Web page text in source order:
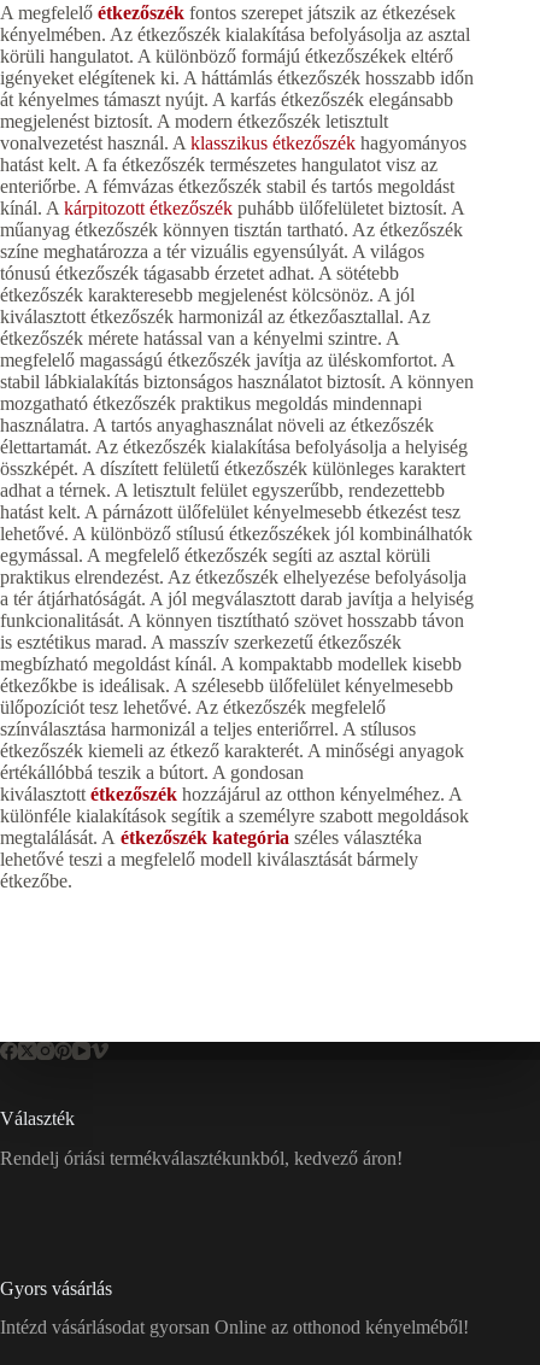
A megfelelő étkezőszék fontos szerepet játszik az étkezések
kényelmében. Az étkezőszék kialakítása befolyásolja az asztal
körüli hangulatot. A különböző formájú étkezőszékek eltérő
igényeket elégítenek ki. A háttámlás étkezőszék hosszabb időn
át kényelmes támaszt nyújt. A karfás étkezőszék elegánsabb
megjelenést biztosít. A modern étkezőszék letisztult
vonalvezetést használ. A klasszikus étkezőszék hagyományos
hatást kelt. A fa étkezőszék természetes hangulatot visz az
enteriőrbe. A fémvázas étkezőszék stabil és tartós megoldást
kínál. A kárpitozott étkezőszék puhább ülőfelületet biztosít. A
műanyag étkezőszék könnyen tisztán tartható. Az étkezőszék
színe meghatározza a tér vizuális egyensúlyát. A világos
tónusú étkezőszék tágasabb érzetet adhat. A sötétebb
étkezőszék karakteresebb megjelenést kölcsönöz. A jól
kiválasztott étkezőszék harmonizál az étkezőasztallal. Az
étkezőszék mérete hatással van a kényelmi szintre. A
megfelelő magasságú étkezőszék javítja az üléskomfortot. A
stabil lábkialakítás biztonságos használatot biztosít. A könnyen
mozgatható étkezőszék praktikus megoldás mindennapi
használatra. A tartós anyaghasználat növeli az étkezőszék
élettartamát. Az étkezőszék kialakítása befolyásolja a helyiség
összképét. A díszített felületű étkezőszék különleges karaktert
adhat a térnek. A letisztult felület egyszerűbb, rendezettebb
hatást kelt. A párnázott ülőfelület kényelmesebb étkezést tesz
lehetővé. A különböző stílusú étkezőszékek jól kombinálhatók
egymással. A megfelelő étkezőszék segíti az asztal körüli
praktikus elrendezést. Az étkezőszék elhelyezése befolyásolja
a tér átjárhatóságát. A jól megválasztott darab javítja a helyiség
funkcionalitását. A könnyen tisztítható szövet hosszabb távon
is esztétikus marad. A masszív szerkezetű étkezőszék
megbízható megoldást kínál. A kompaktabb modellek kisebb
étkezőkbe is ideálisak. A szélesebb ülőfelület kényelmesebb
ülőpozíciót tesz lehetővé. Az étkezőszék megfelelő
színválasztása harmonizál a teljes enteriőrrel. A stílusos
étkezőszék kiemeli az étkező karakterét. A minőségi anyagok
értékállóbbá teszik a bútort. A gondosan
kiválasztott étkezőszék hozzájárul az otthon kényelméhez. A
különféle kialakítások segítik a személyre szabott megoldások
megtalálását. A étkezőszék kategória széles választéka
lehetővé teszi a megfelelő modell kiválasztását bármely
étkezőbe.
Választék
Rendelj óriási termékválasztékunkból, kedvező áron!
Gyors vásárlás
Intézd vásárlásodat gyorsan Online az otthonod kényelméből!